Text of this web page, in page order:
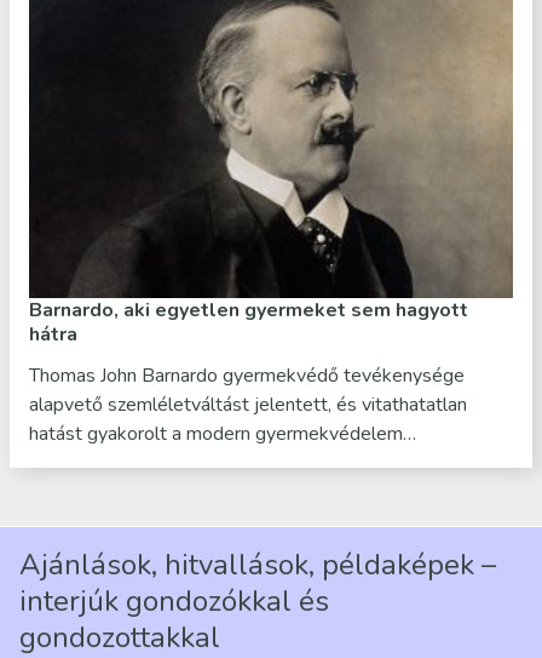
Barnardo, aki egyetlen gyermeket sem hagyott
hátra
Thomas John Barnardo gyermekvédő tevékenysége
alapvető szemléletváltást jelentett, és vitathatatlan
hatást gyakorolt a modern gyermekvédelem…
Ajánlások, hitvallások, példaképek –
interjúk gondozókkal és
gondozottakkal